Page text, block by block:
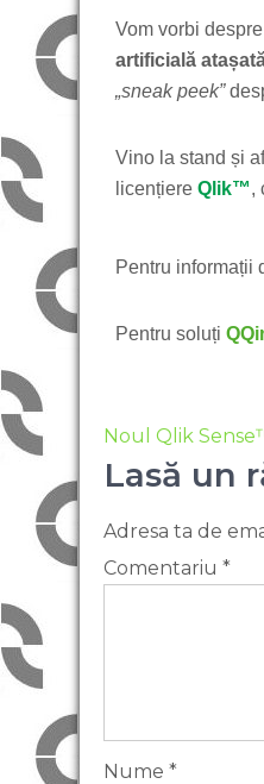
Vom vorbi despre
artificială
„sneak peek”
Vino la stand și
licențiere Qlik™,
Pentru informații
Pentru soluți
Noul Qlik
Lasă un
Adresa ta de
Comentariu *
Nume *